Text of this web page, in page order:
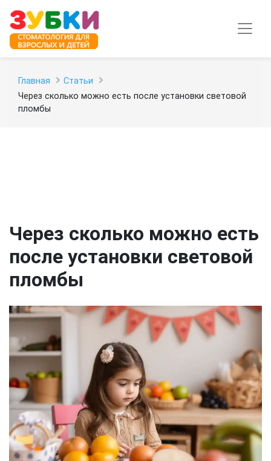
Главная
Статьи
Через сколько можно есть после установки световой
пломбы
Через сколько можно есть
после установки световой
пломбы